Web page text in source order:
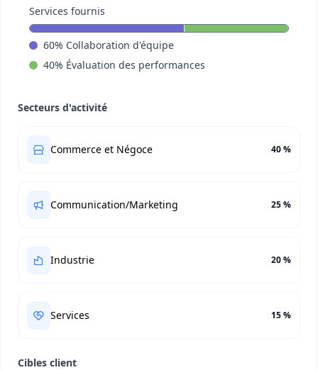
Services fournis
60% Collaboration d'équipe
40% Évaluation des performances
Secteurs d'activité
Commerce et Négoce 40 %
Communication/Marketing 25 %
Industrie 20 %
Services 15 %
Cibles client